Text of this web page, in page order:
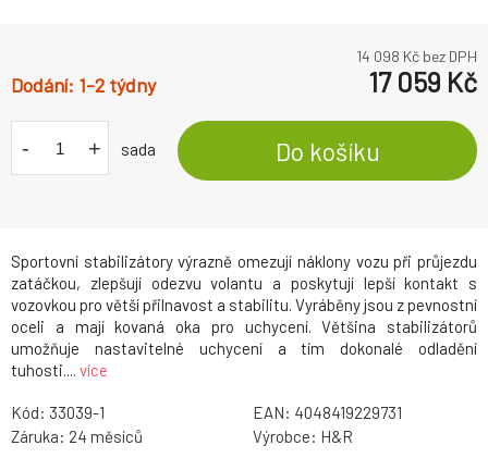
Sportovní stabilizátory výrazně omezují náklony vozu při průjezdu
zatáčkou, zlepšují odezvu volantu a poskytují lepší kontakt s
vozovkou pro větší přilnavost a stabilitu. Vyráběny jsou z pevnostní
oceli a mají kovaná oka pro uchycení. Většina stabilizátorů
umožňuje nastavitelné uchycení a tím dokonalé odladění
tuhosti.... více
14 098 Kč bez DPH
1-2 týdny 17 059 Kč
- + sada Do košíku
Kód: 33039-1 EAN: 4048419229731
Záruka: 24 Výrobce: H&R